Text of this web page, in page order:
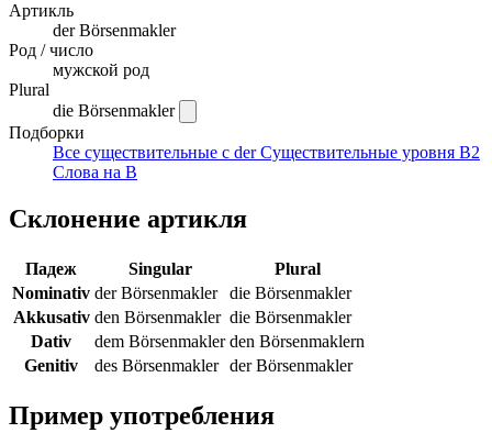
Артикль
derBörsenmakler
Род / число
мужской род
Plural
die Börsenmakler
Подборки
Все существительные с derСуществительные уровня B2
Слова на B
Склонение артикля
Падеж Singular
Plural
Nominativ der Börsenmakler
die Börsenmakler
Akkusativ den Börsenmakler die Börsenmakler
Dativ
dem Börsenmakler den Börsenmaklern
Genitiv
des Börsenmakler der Börsenmakler
Пример употребления